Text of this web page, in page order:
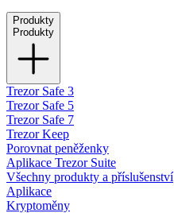
Produkty
Produkty
Trezor Safe 3
Trezor Safe 5
Trezor Safe 7
Trezor Keep
Porovnat peněženky
Aplikace Trezor Suite
Všechny produkty a příslušenství
Aplikace
Kryptoměny